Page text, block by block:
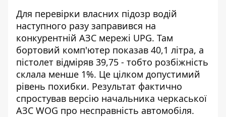
Для перевірки власних підозр водій
наступного разу заправився на
конкурентній АЗС мережі UPG. Там
бортовий комп'ютер показав 40,1 літра, а
пістолет відміряв 39,75 - тобто розбіжність
склала менше 1%. Це цілком допустимий
рівень похибки. Результат фактично
спростував версію начальника черкаської
АЗС WOG про несправність автомобіля.